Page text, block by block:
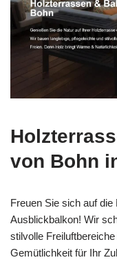
von Bohn
Freuen Sie sich auf
Ausblickbalkon! Wir
stilvolle
Gemütlichkeit für Ihr